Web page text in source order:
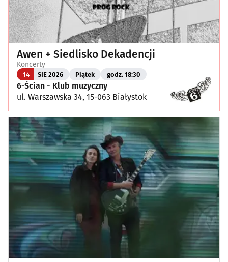
Awen + Siedlisko Dekadencji
Koncerty
14 SIE 2026 Piątek godz. 18:30
6-Ścian - Klub muzyczny
ul. Warszawska 34, 15-063 Białystok